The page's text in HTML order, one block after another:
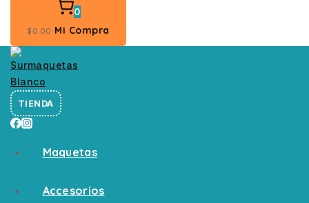
0
$0 .00 Mi Compra
TIENDA
Maquetas
Accesorios